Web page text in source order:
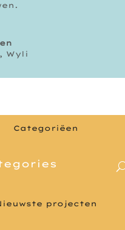
, Wyli
Categoriëen
projecten